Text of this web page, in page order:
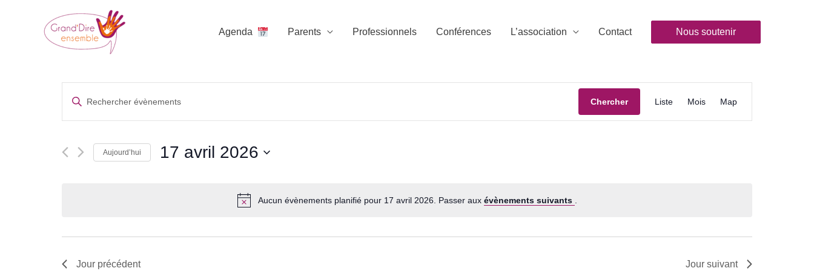
Agenda Parents Professionnels Conférences L’association Contact Nous soutenir
Aucun évènements planifié pour 17 avril 2026. Passer aux évènements suivants
Recherche
et
navigation
Saisir
Rechercher
Chercher Liste Mois Map
Aujourd’hui 17 avril 2026
Jour précédent Jour suivant